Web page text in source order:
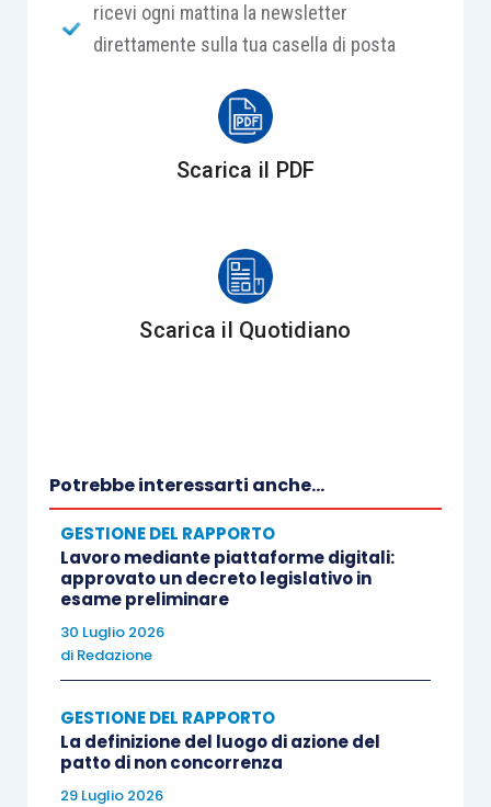
ricevi ogni mattina la newsletter
direttamente sulla tua casella di posta
Scarica il PDF
Scarica il Quotidiano
Potrebbe interessarti anche...
GESTIONE DEL RAPPORTO
Lavoro mediante piattaforme digitali:
approvato un decreto legislativo in
esame preliminare
30 Luglio 2026
di Redazione
GESTIONE DEL RAPPORTO
La definizione del luogo di azione del
patto di non concorrenza
29 Luglio 2026